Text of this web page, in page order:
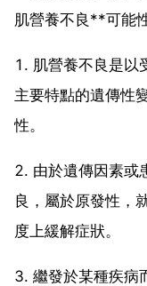
肌營養不良**可能
1. 肌營養不良是以
主要特點的遺傳性
性。
2. 由於遺傳因素或
良，屬於原發性，
度上緩解症狀。
3. 繼發於某種疾病